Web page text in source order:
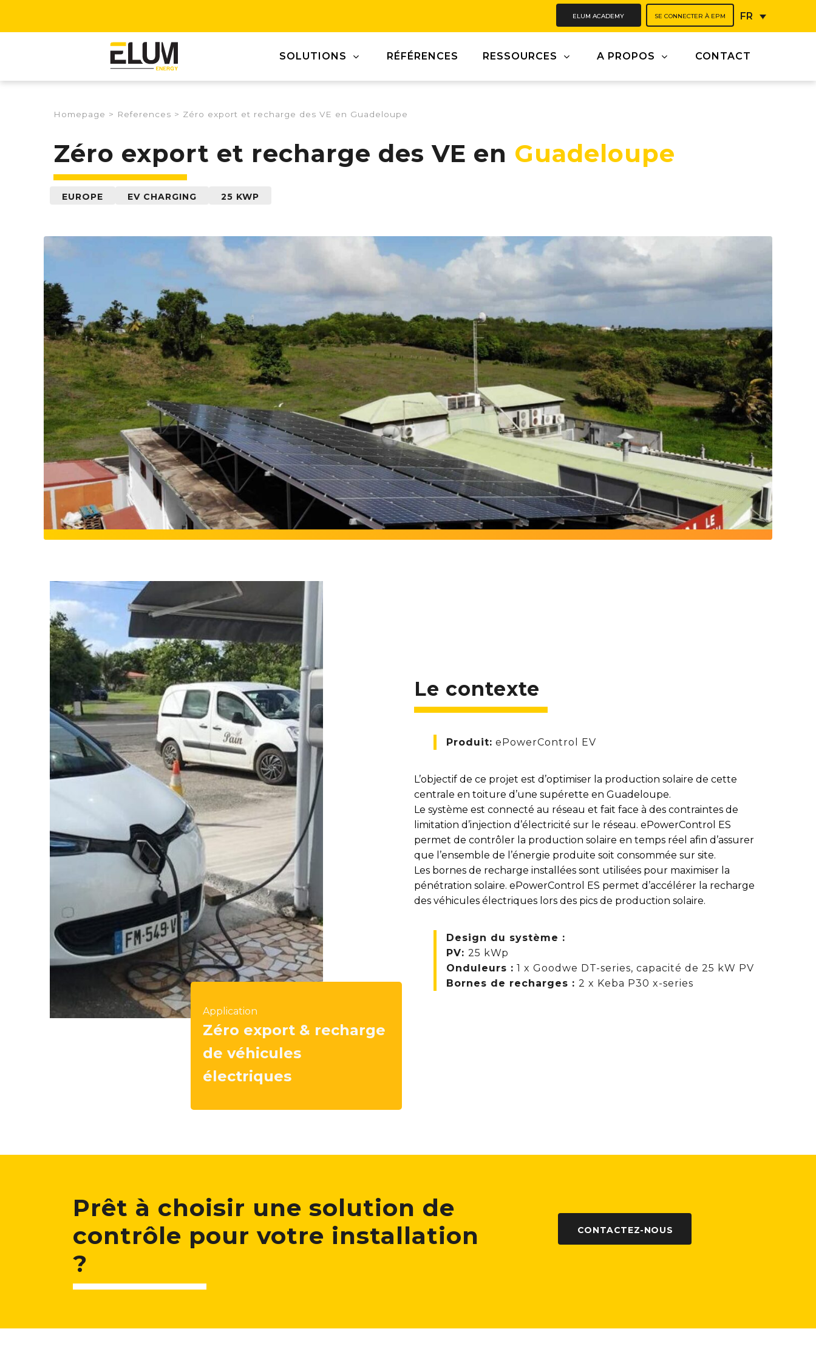
ELUM ACADEMY SE CONNECTER À EPM FR
SOLUTIONS RÉFÉRENCES RESSOURCES A PROPOS CONTACT
Homepage > References > Zéro export et recharge des VE en Guadeloupe
Zéro export et recharge des VE en Guadeloupe
EUROPE EV CHARGING 25 KWP
Application
Zéro export & recharge
de véhicules
électriques
Le contexte
Produit: ePowerControl EV
L’objectif de ce projet est d’optimiser la production solaire de cette
centrale en toiture d’une supérette en Guadeloupe.
Le système est connecté au réseau et fait face à des contraintes de
limitation d’injection d’électricité sur le réseau. ePowerControl ES
permet de contrôler la production solaire en temps réel afin d’assurer
que l’ensemble de l’énergie produite soit consommée sur site.
Les bornes de recharge installées sont utilisées pour maximiser la
pénétration solaire. ePowerControl ES permet d’accélérer la recharge
des véhicules électriques lors des pics de production solaire.
Design du système :
PV: 25 kWp
Onduleurs : 1 x Goodwe DT-series, capacité de 25 kW PV
Bornes de recharges : 2 x Keba P30 x-series
Prêt à choisir une solution de
contrôle pour votre installation
?
CONTACTEZ-NOUS